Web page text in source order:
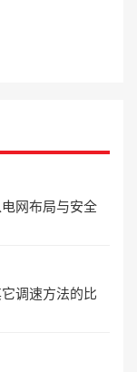
网布局与安全
调速方法的比